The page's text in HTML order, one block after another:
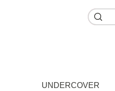
UNDERCOVER